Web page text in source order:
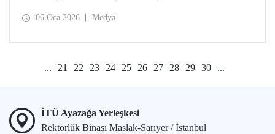
06 Oca 2026 Medya
... 21 22 23 24 25 26 27 28 29 30 ...
İTÜ Ayazağa Yerleşkesi
Rektörlük Binası Maslak-Sarıyer / İstanbul